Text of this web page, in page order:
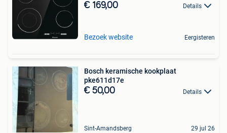
€ 169,00 Details
Bezoek website Eergisteren
Bosch keramische kookplaat
pke611d17e
€ 50,00 Details
Sint-Amandsberg 29 jul 26